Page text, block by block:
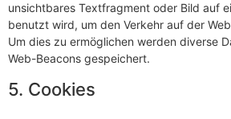
unsichtbares Textfragment oder Bild auf
benutzt wird, um den Verkehr auf der
Um dies zu ermöglichen werden diverse
Web-Beacons gespeichert.
5. Cookies